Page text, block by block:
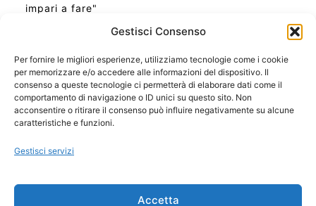
Gestisci Consenso
Per fornire le migliori esperienze, utilizziamo tecnologie come i cookie
per memorizzare e/o accedere alle informazioni del dispositivo. Il
consenso a queste tecnologie ci permetterà di elaborare dati come il
comportamento di navigazione o ID unici su questo sito. Non
acconsentire o ritirare il consenso può influire negativamente su alcune
caratteristiche e funzioni.
Gestisci servizi
Accetta
impari a fare"
Ora Esatta in Italia in questo momento
Ti Senti Strano Ultimamente? Potrebbe Essere per
la Risonanza di Schumann
Come Sapere Se Stai Ascendendo alla Quinta
Copyright 2026 NotiziePlus.com